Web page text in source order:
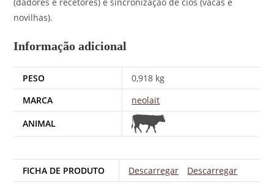
novilhas).
Informação adicional
PESO
0,918 kg
MARCA
neolait
ANIMAL
FICHA DE PRODUTO Descarregar Descarregar